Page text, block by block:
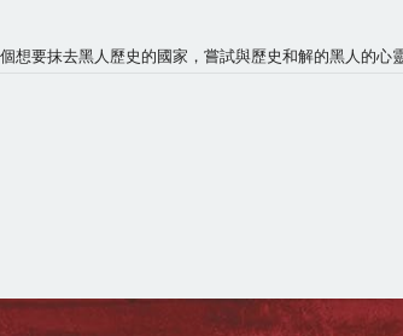
想要抹去黑人歷史的國家，嘗試與歷史和解的黑人的心